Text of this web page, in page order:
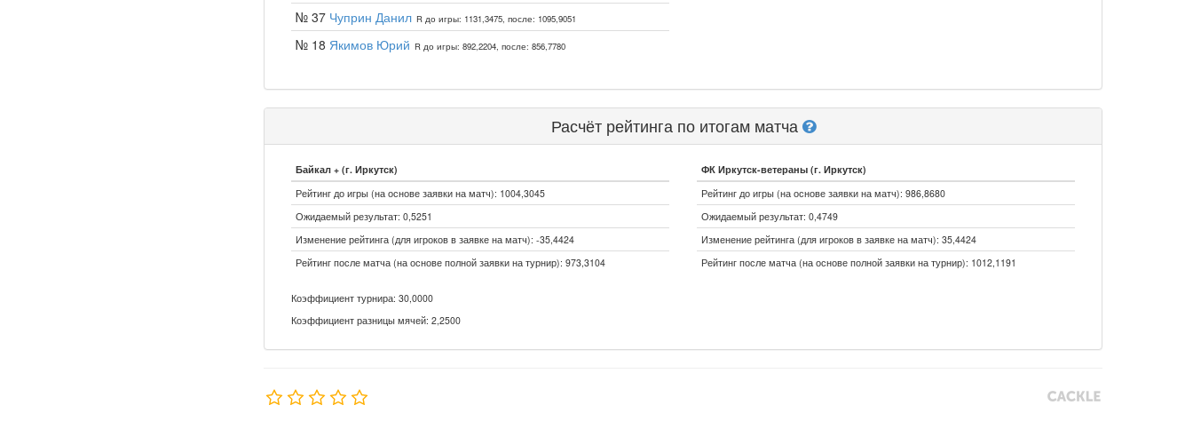
№ 37 Чуприн Данил R до игры: 1131,3475, после: 1095,9051
№ 18 Якимов Юрий R до игры: 892,2204, после: 856,7780
Расчёт рейтинга по итогам матча
Байкал + (г. Иркутск)
Рейтинг до игры (на основе заявки на матч): 1004,3045
Ожидаемый результат: 0,5251
Изменение рейтинга (для игроков в заявке на матч): -35,4424
Рейтинг после матча (на основе полной заявки на турнир): 973,3104
ФК Иркутск-ветераны (г. Иркутск)
Рейтинг до игры (на основе заявки на матч): 986,8680
Ожидаемый результат: 0,4749
Изменение рейтинга (для игроков в заявке на матч): 35,4424
Рейтинг после матча (на основе полной заявки на турнир): 1012,1191
Коэффициент турнира: 30,0000
Коэффициент разницы мячей: 2,2500